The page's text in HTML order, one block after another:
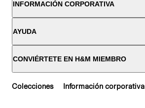
INFORMACIÓN CORPORATIVA
AYUDA
CONVIÉRTETE EN H&M MIEMBRO
Colecciones Información corporativa